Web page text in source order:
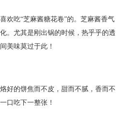
欢吃“芝麻酱糖花卷”的。芝麻酱香气
。尤其是刚出锅的时候，热乎乎的透
美味莫过于此！
好的饼焦而不皮，甜而不腻，香而不
口吃下一整张！